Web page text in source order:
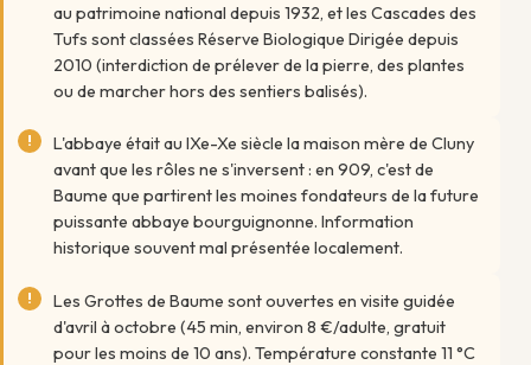
au patrimoine national depuis 1932, et les Cascades des
Tufs sont classées Réserve Biologique Dirigée depuis
2010 (interdiction de prélever de la pierre, des plantes
ou de marcher hors des sentiers balisés).
L'abbaye était au IXe-Xe siècle la maison mère de Cluny
avant que les rôles ne s'inversent : en 909, c'est de
Baume que partirent les moines fondateurs de la future
puissante abbaye bourguignonne. Information
historique souvent mal présentée localement.
Les Grottes de Baume sont ouvertes en visite guidée
d'avril à octobre (45 min, environ 8 €/adulte, gratuit
pour les moins de 10 ans). Température constante 11 °C